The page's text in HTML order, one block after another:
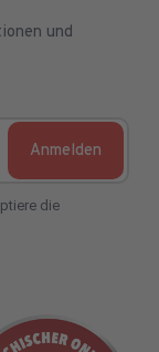
und
die
Anmelden